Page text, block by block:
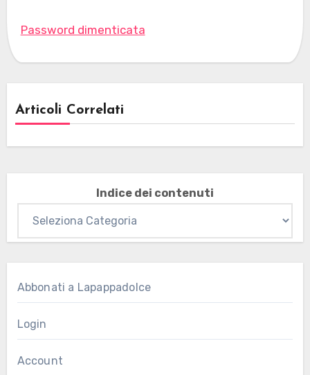
Password dimenticata
Articoli Correlati
Indice dei contenuti
Abbonati a Lapappadolce
Login
Account